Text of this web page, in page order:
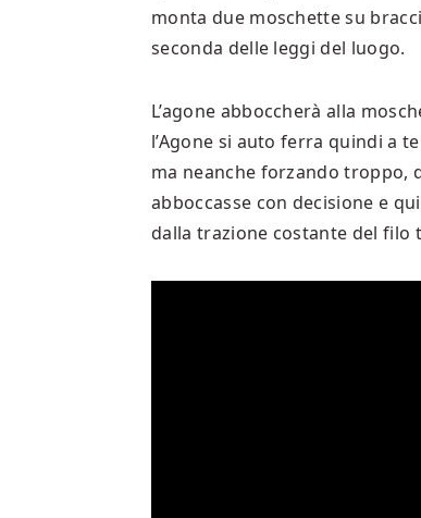
monta due moschette su
seconda delle leggi del luogo.
L’agone abboccherà alla
l’Agone si auto ferra quindi a
ma neanche forzando troppo,
abboccasse con decisione e
dalla trazione costante del filo